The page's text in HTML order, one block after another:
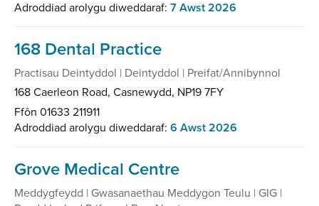
Adroddiad arolygu diweddaraf: 7 Awst 2026
168 Dental Practice
Practisau Deintyddol | Deintyddol | Preifat/Annibynnol
168 Caerleon Road, Casnewydd, NP19 7FY
Ffôn 01633 211911
Adroddiad arolygu diweddaraf: 6 Awst 2026
Grove Medical Centre
Meddygfeydd | Gwasanaethau Meddygon Teulu | GIG |